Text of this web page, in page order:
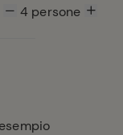
4persone